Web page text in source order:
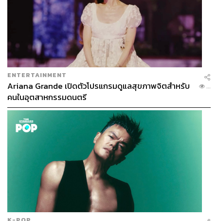
ENTERTAINMENT
Ariana Grande เปิดตัวโปรแกรมดูแลสุขภาพจิตสำหรับ
คนในอุตสาหกรรมดนตรี
...